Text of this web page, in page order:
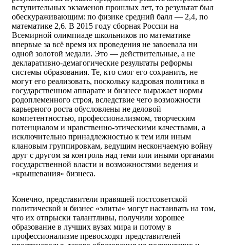
вступительных экзаменов прошлых лет, то результат был
обескураживающим: по физике средний балл — 2,4, по
математике 2,6. В 2015 году сборная России на
Всемирной олимпиаде школьников по математике
впервые за всё время их проведения не завоевала ни
одной золотой медали. Это — действительные, а не
декларативно-демагогические результаты реформы
системы образования. Те, кто смог его сохранить, не
могут его реализовать, поскольку кадровая политика в
государственном аппарате и бизнесе выражает нормы
родоплеменного строя, вследствие чего возможности
карьерного роста обусловлены не деловой
компетентностью, профессионализмом, творческим
потенциалом и нравственно-этическими качествами, а
исключительно принадлежностью к тем или иным
клановым группировкам, ведущим нескончаемую войну
друг с другом за контроль над теми или иными органами
государственной власти и возможностями ведения и
«крышевания» бизнеса.
Конечно, представители правящей постсоветской
политической и бизнес «элиты» могут настаивать на том,
что их отпрыски талантливы, получили хорошее
образование в лучших вузах мира и потому в
профессионализме превосходят представителей